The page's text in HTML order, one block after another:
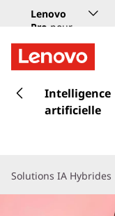
Lenovo
Pro pour
les
entreprises
a
a
Intelligence
artificielle
Solutions IA Hybrides